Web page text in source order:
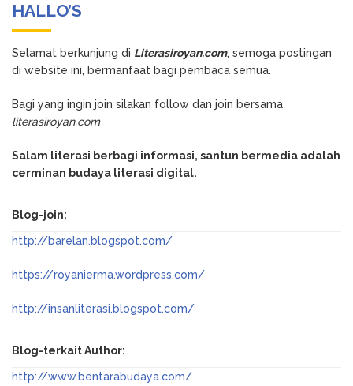
HALLO’S
Selamat berkunjung di Literasiroyan.com, semoga postingan
di website ini, bermanfaat bagi pembaca semua.
Bagi yang ingin join silakan follow dan join bersama
literasiroyan.com
Salam literasi berbagi informasi, santun bermedia adalah
cerminan budaya literasi digital.
Blog-join:
http://barelan.blogspot.com/
https://royanierma.wordpress.com/
http://insanliterasi.blogspot.com/
Blog-terkait Author:
http://www.bentarabudaya.com/